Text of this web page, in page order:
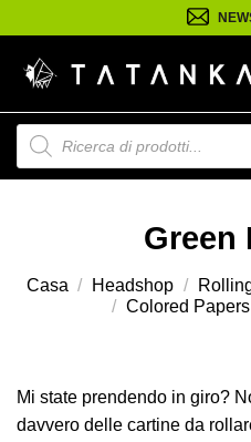
ai
contenuti
Ricerca
prodotti
Green
Casa / Headshop /
/ Colored Papers
Mi state prendendo in giro?
davvero delle cartine da